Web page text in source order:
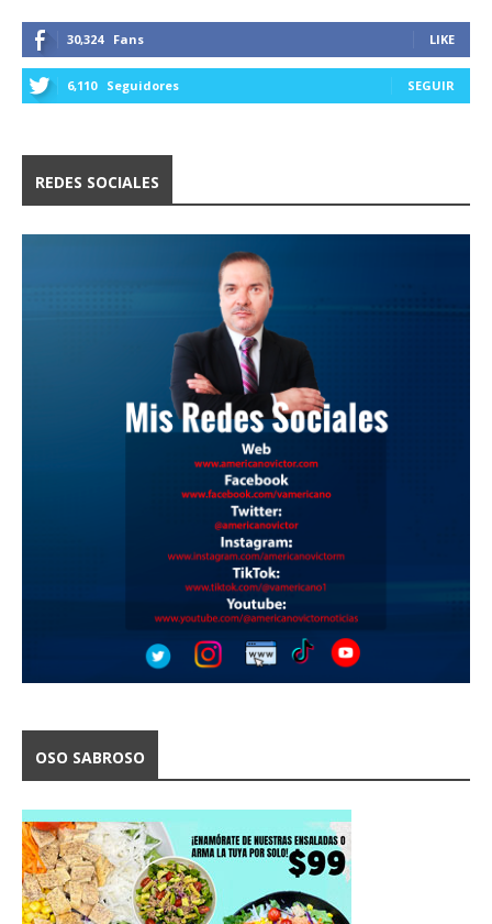
30,324 Fans LIKE
6,110 Seguidores SEGUIR
REDES SOCIALES
OSO SABROSO